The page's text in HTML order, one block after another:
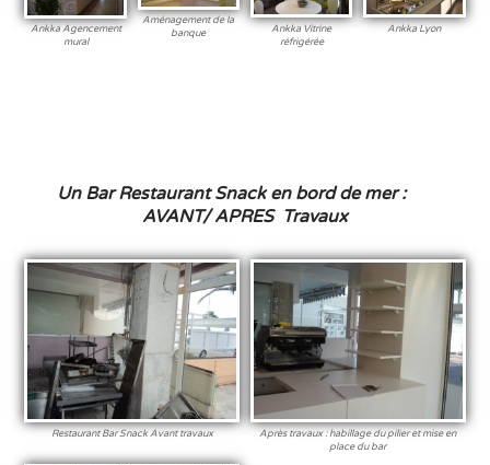
Ankka Agencement
mural
Aménagement de la
banque
Ankka Vitrine
réfrigérée
Ankka Lyon
Un Bar Restaurant Snack en bord de mer :
AVANT/ APRES Travaux
Restaurant Bar Snack Avant travaux
Après travaux : habillage du pilier et mise en
place du bar